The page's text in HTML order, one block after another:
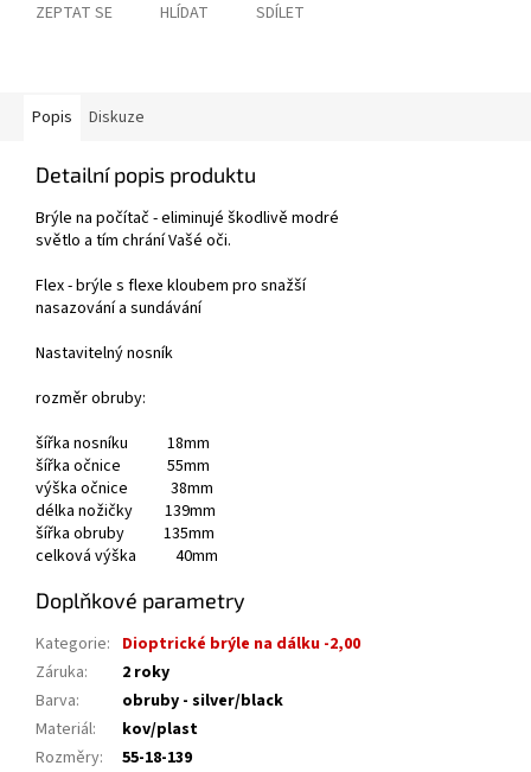
ZEPTAT SE HLÍDAT SDÍLET
Popis Diskuze
Detailní popis produktu
Brýle na počítač - eliminujé škodlivě modré
světlo a tím chrání Vašé oči.
Flex - brýle s flexe kloubem pro snažší
nasazování a sundávání
Nastavitelný nosník
rozměr obruby:
šířka nosníku 18mm
šířka očnice 55mm
výška očnice 38mm
délka nožičky 139mm
šířka obruby 135mm
celková výška 40mm
Doplňkové parametry
Kategorie: Dioptrické brýle na dálku -2,00
Záruka:
2 roky
Barva:
obruby - silver/black
Materiál:
kov/plast
Rozměry: 55-18-139